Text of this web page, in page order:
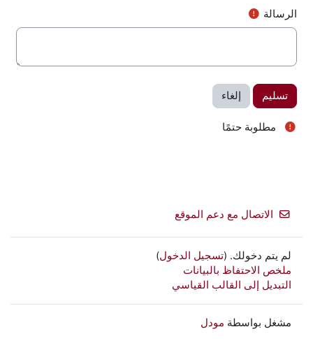
الرسالة
مطلوبة حتمًا
الاتصال مع دعم الموقع
لم يتم دخولك. (تسجيل الدخول)
ملخص الاحتفاظ بالبيانات
التبديل إلى القالب القياسي
مشغل بواسطة مودل